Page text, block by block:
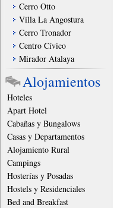
Cerro Otto
Villa La Angostura
Cerro Tronador
Centro Cívico
Mirador Atalaya
Alojamientos
Hoteles
Apart Hotel
Cabañas y Bungalows
Casas y Departamentos
Alojamiento Rural
Campings
Hosterías y Posadas
Hostels y Residenciales
Bed and Breakfast